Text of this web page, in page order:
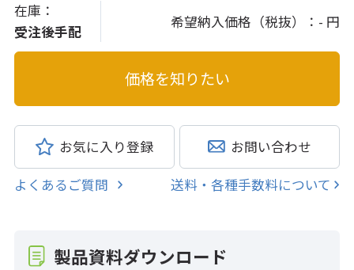
在庫：
受注後手配
希望納入価格（税抜）： - 円
お気に入り登録 お問い合わせ
よくあるご質問 送料・各種手数料について
製品資料ダウンロード